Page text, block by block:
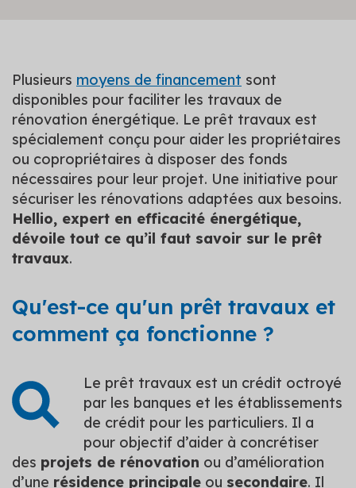
Plusieurs moyens de financement sont
disponibles pour faciliter les travaux de
rénovation énergétique. Le prêt travaux est
spécialement conçu pour aider les propriétaires
ou copropriétaires à disposer des fonds
nécessaires pour leur projet. Une initiative pour
sécuriser les rénovations adaptées aux besoins.
Hellio, expert en efficacité énergétique,
dévoile tout ce qu’il faut savoir sur le prêt
travaux.
Qu'est-ce qu'un prêt travaux et
comment ça fonctionne ?
Le prêt travaux est un crédit octroyé
par les banques et les établissements
de crédit pour les particuliers. Il a
pour objectif d’aider à concrétiser
des projets de rénovation ou d’amélioration
d’une résidence principale ou secondaire. Il